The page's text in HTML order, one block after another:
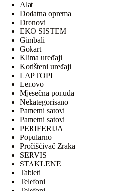
Alat
Dodatna oprema
Dronovi
EKO SISTEM
Gimbali
Gokart
Klima uređaji
Korišteni uređaji
LAPTOPI
Lenovo
Mjesečna ponuda
Nekategorisano
Pametni satovi
Pametni satovi
PERIFERIJA
Popularno
Pročišćivač Zraka
SERVIS
STAKLENE
Tableti
Telefoni